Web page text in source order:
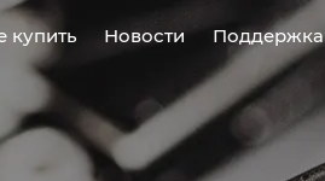
купить Новости Поддержка